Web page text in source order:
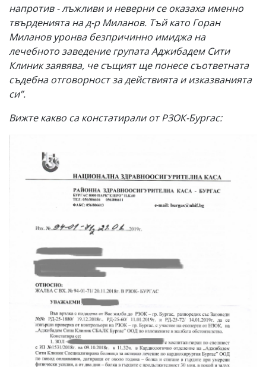
напротив - лъжливи и неверни се оказаха именно
твърденията на д-р Миланов. Тъй като Горан
Миланов уронва безпричинно имиджа на
лечебното заведение групата Аджибадем Сити
Клиник заявява, че същият ще понесе съответната
съдебна отговорност за действията и изказванията
си”.
Вижте какво са констатирали от РЗОК-Бургас: